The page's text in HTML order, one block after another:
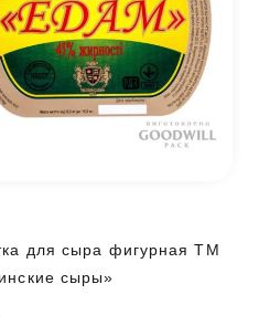
для сыра фигурная ТМ
сыры»